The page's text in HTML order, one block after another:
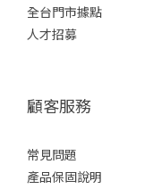
全台門市據點
人才招募
顧客服務
常見問題
產品保固說明